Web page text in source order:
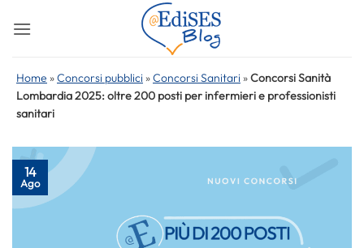
Home »Concorsi pubblici »Concorsi Sanitari »Concorsi Sanità
Lombardia 2025: oltre 200 posti per infermieri e professionisti
sanitari
14
Ago